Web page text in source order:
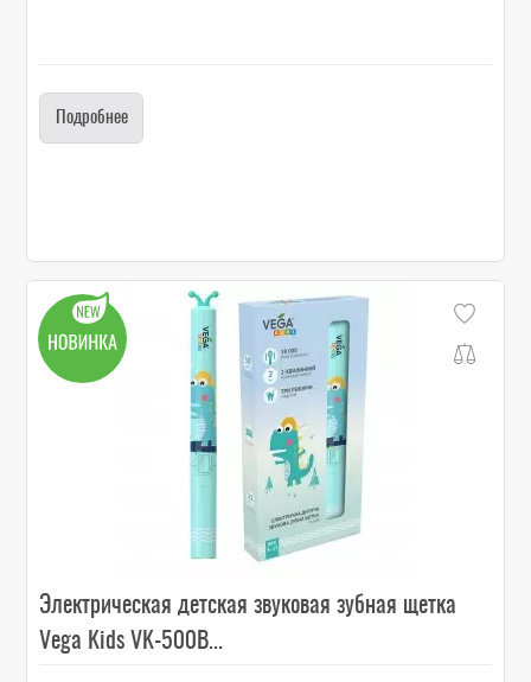
Подробнее
Электрическая детская звуковая зубная щетка
Vega Kids VK-500B...